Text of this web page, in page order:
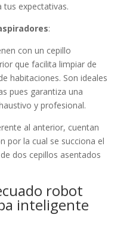
tus expectativas.
:
con un cepillo
que facilita limpiar de
habitaciones. Son ideales
pues garantiza una
y profesional.
al anterior, cuentan
por la cual se succiona el
dos cepillos asentados
robot
inteligente